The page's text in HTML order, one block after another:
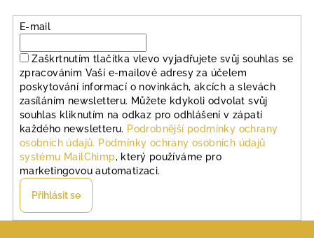
E-mail
Zaškrtnutím tlačítka vlevo vyjadřujete svůj souhlas se
zpracováním Vaší e-mailové adresy za účelem
poskytování informací o novinkách, akcích a slevách
zasíláním newsletteru. Můžete kdykoli odvolat svůj
souhlas kliknutím na odkaz pro odhlášení v zápatí
každého newsletteru. Podrobnější podmínky ochrany
osobních údajů. Podmínky ochrany osobních údajů
systému MailChimp, který používáme pro
marketingovou automatizaci.
Přihlásit se